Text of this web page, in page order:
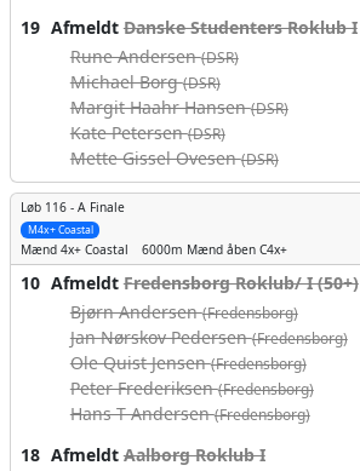
19 AfmeldtDanske Studenters Roklub I
Rune Andersen(DSR)
Michael Borg(DSR)
Margit Haahr Hansen(DSR)
Kate Petersen(DSR)
Mette Gissel Ovesen(DSR)
Løb 116 - A Finale
M4x+ Coastal
Mænd 4x+ Coastal 6000m Mænd åben C4x+
10 AfmeldtFredensborg Roklub/ I (50+)
Bjørn Andersen(Fredensborg)
Jan Nørskov Pedersen(Fredensborg)
Ole Quist Jensen(Fredensborg)
Peter Frederiksen(Fredensborg)
Hans T Andersen(Fredensborg)
18 AfmeldtAalborg Roklub I